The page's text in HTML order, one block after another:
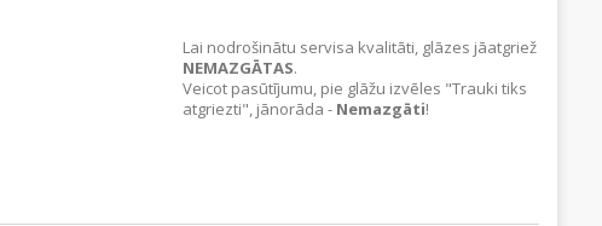
Lai nodrošinātu servisa kvalitāti, glāzes jāatgriež
NEMAZGĀTAS.
Veicot pasūtījumu, pie glāžu izvēles "Trauki tiks
atgriezti", jānorāda - Nemazgāti!